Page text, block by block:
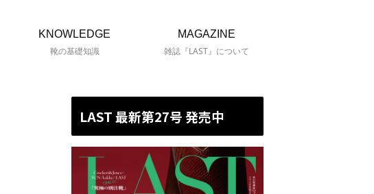
KNOWLEDGE
靴の基礎知識
MAGAZINE
雑誌『LAST』について
LAST 最新第27号 発売中